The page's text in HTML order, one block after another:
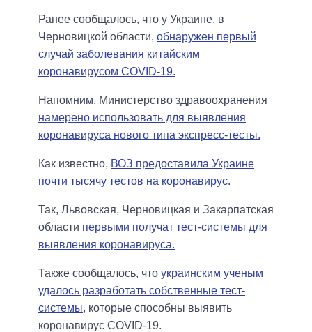
Ранее сообщалось, что у Украине, в
Черновицкой области, обнаружен первый
случай заболевания китайским
коронавирусом COVID-19.
Напомним, Министерство здравоохранения
намерено использовать для выявления
коронавируса нового типа экспресс-тесты.
Как известно, ВОЗ предоставила Украине
почти тысячу тестов на коронавирус.
Так, Львовская, Черновицкая и Закарпатская
области первыми получат тест-системы для
выявления коронавируса.
Также сообщалось, что украинским ученым
удалось разработать собственные тест-
системы, которые способны выявить
коронавирус COVID-19.